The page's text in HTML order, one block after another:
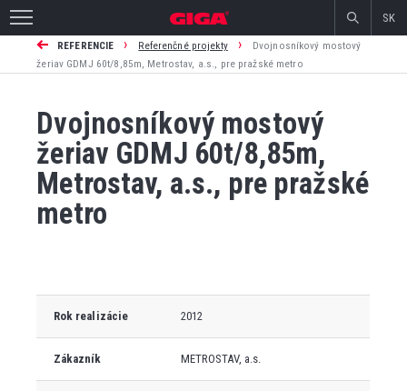
SK
REFERENCIE › Referenčné projekty ›
Dvojnosníkový mostový
žeriav GDMJ 60t/8,85m, Metrostav, a.s., pre pražské metro
Dvojnosníkový mostový
žeriav GDMJ 60t/8,85m,
Metrostav, a.s., pre pražské
metro
Rok realizácie 2012
Zákazník METROSTAV, a.s.